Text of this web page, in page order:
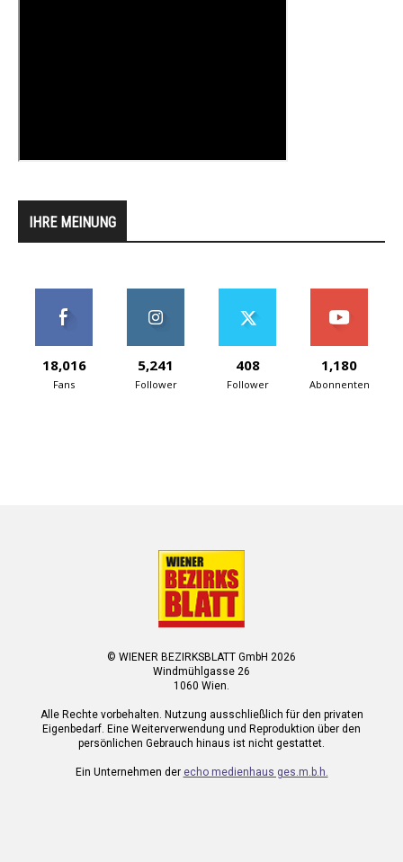
IHRE MEINUNG
18,016
Fans
5,241
Follower
408
Follower
1,180
Abonnenten
© WIENER BEZIRKSBLATT GmbH 2026
Windmühlgasse 26
1060 Wien.
Alle Rechte vorbehalten. Nutzung ausschließlich für den privaten
Eigenbedarf. Eine Weiterverwendung und Reproduktion über den
persönlichen Gebrauch hinaus ist nicht gestattet.
Ein Unternehmen der echo medienhaus ges.m.b.h.